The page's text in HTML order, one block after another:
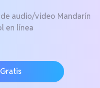
audio/video Mandarín
en línea